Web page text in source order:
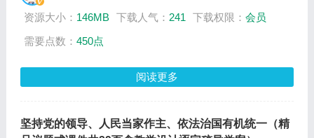
资源大小： 146MB 下载人气： 241 下载权限： 会员
需要点数： 450点
阅读更多
坚持党的领导、人民当家作主、依法治国有机统一（精